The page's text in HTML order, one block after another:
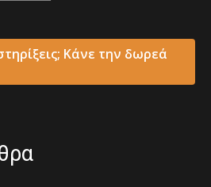
Κάνε την δωρεά